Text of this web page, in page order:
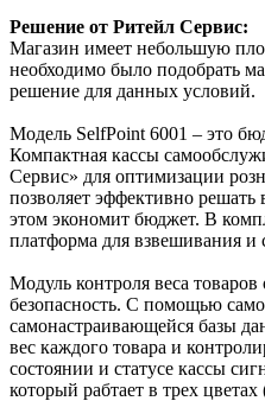
Решение от Ритейл Сервис:
Магазин имеет небольшую
необходимо было подобрать
решение для данных условий.
Модель SelfPoint 6001 – это
Компактная кассы
Сервис» для оптимизации
позволяет эффективно решать
этом экономит бюджет. В
платформа для взвешивания и
Модуль контроля веса
безопасность. С помощью
самонастраивающейся базы
вес каждого товара и
состоянии и статусе кассы
который рабтает в трех